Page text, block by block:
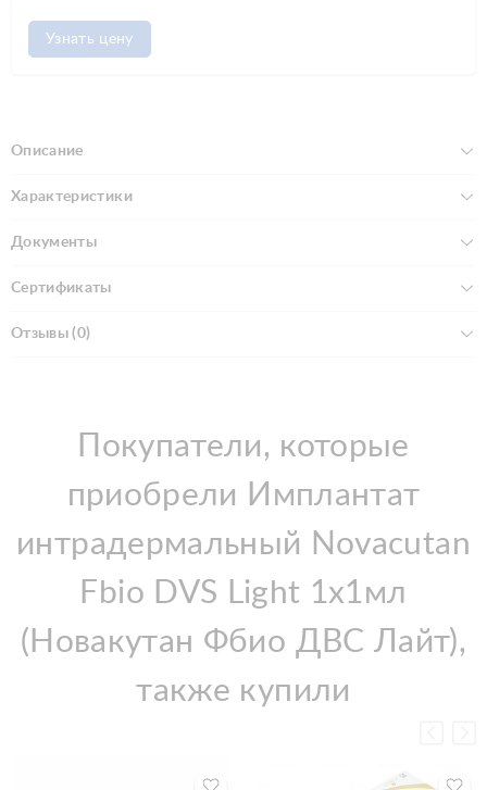
Узнать цену
Описание
Характеристики
Документы
Сертификаты
Отзывы (0)
Покупатели, которые
приобрели Имплантат
интрадермальный Novacutan
Fbio DVS Light 1х1мл
(Новакутан Фбио ДВС Лайт),
также купили